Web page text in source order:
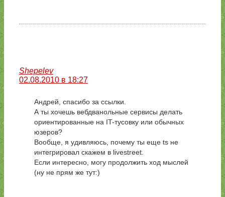
Shepelev
02.08.2010 в 18:27
Андрей, спасибо за ссылки.
А ты хочешь вебдванольные сервисы делать
ориентированные на IT-тусовку или обычных
юзеров?
Вообще, я удивляюсь, почему ты еще ts не
интегрировал скажем в livestreet.
Если интересно, могу продолжить ход мыслей
(ну не прям же тут:)